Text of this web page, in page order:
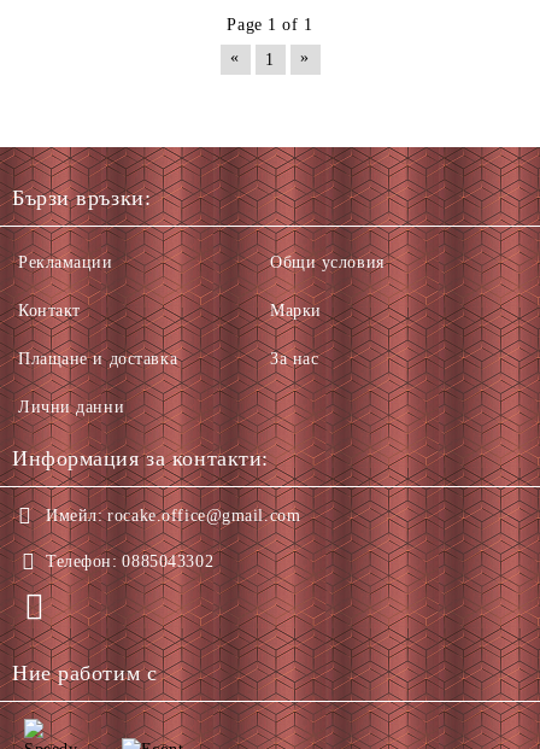
Page 1 of 1
«
1 »
Бързи връзки:
Рекламации
Контакт
Плащане и доставка
Лични данни
Общи условия
Марки
За нас
Информация за контакти:
Имейл: rocake.office@gmail.com
Телефон: 0885043302
Ние работим с